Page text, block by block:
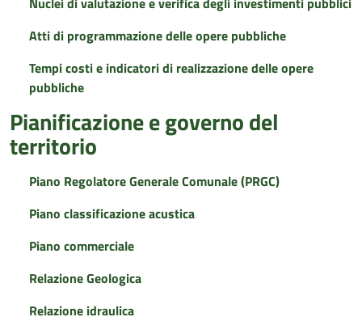
Atti di programmazione delle opere pubbliche
Tempi costi e indicatori di realizzazione delle opere
pubbliche
Pianificazione e governo del
territorio
Piano Regolatore Generale Comunale (PRGC)
Piano classificazione acustica
Piano commerciale
Relazione Geologica
Relazione idraulica